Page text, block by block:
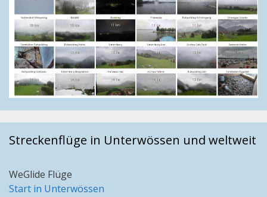
Streckenflüge in Unterwössen und weltweit
WeGlide Flüge
Start in Unterwössen